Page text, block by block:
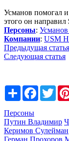
Усманов помогал
этого он
Персоны:
Компании: USM
Предыдущая статья
Следующая статья
Share Facebook
Персоны
Путин Владимир
Керимов Сулейман